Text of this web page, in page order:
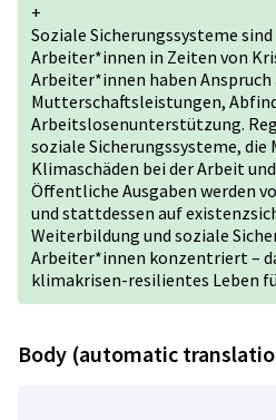
+
Soziale Sicherungssysteme
Arbeiter*innen in Zeiten von
Arbeiter*innen haben
Mutterschaftsleistungen,
Arbeitslosenunterstützung.
soziale Sicherungssysteme, die
Klimaschäden bei der Arbeit
Öffentliche Ausgaben werden
und stattdessen auf
Weiterbildung und soziale
Arbeiter*innen konzentriert –
klimakrisen-resilientes Leben
Body (automatic